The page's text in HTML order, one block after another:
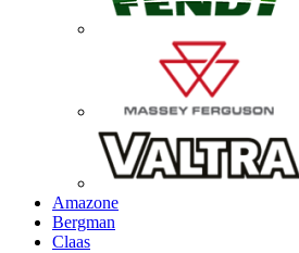
Amazone
Bergman
Claas